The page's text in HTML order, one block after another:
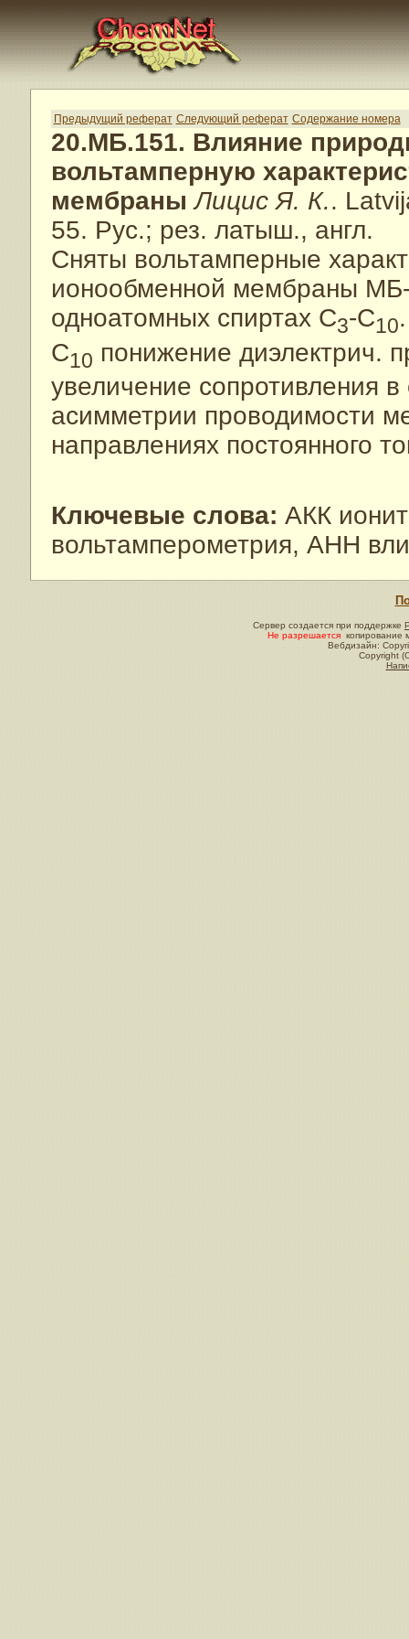
Предыдущий реферат Следующий реферат Содержание номера
20.МБ.151. Влияние
вольтамперную
мембраны Лицис Я. К..
55. Рус.; рез. латыш., англ.
Сняты вольтамперные
ионообменной мембраны
одноатомных спиртах C3-C10
C10 понижение диэлектрич.
увеличение сопротивления
асимметрии проводимости
направлениях постоянного
Ключевые слова: АКК
вольтамперометрия, АНН
Сервер создается при поддержке
Не разрешается копирование
Вебдизайн:
Copyright